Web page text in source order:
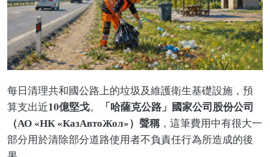
每日清理共和國公路上的垃圾及維護衛生基礎設施，預
算支出近10億堅戈。
「哈薩克公路」國家公司股份公司
（АО «НК «КазАвтоЖол»）聲稱 ，這筆費用中有很大一
部分用於清除部分道路使用者不負責任行為所造成的後